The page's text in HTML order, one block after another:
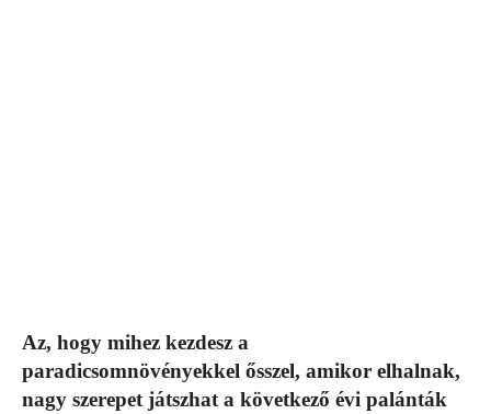
Az, hogy mihez kezdesz a
paradicsomnövényekkel ősszel, amikor elhalnak,
nagy szerepet játszhat a következő évi palánták